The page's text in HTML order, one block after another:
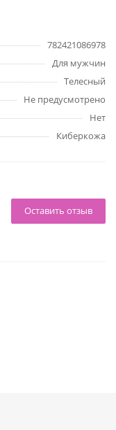
до температуры
руке
тела
782421086978
Для мужчин
Телесный
Не предусмотрено
Нет
Киберкожа
Оставить отзыв